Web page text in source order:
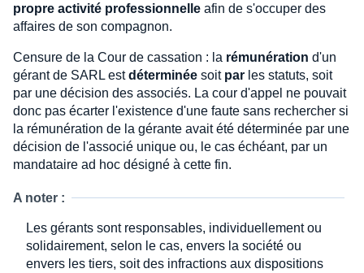
propre activité professionnelle afin de s'occuper des
affaires de son compagnon.
Censure de la Cour de cassation : la rémunération d'un
gérant de SARL estdéterminée soit par les statuts, soit
par une décision des associés. La cour d'appel ne pouvait
donc pas écarter l'existence d'une faute sans rechercher si
la rémunération de la gérante avait été déterminée par une
décision de l'associé unique ou, le cas échéant, par un
mandataire ad hoc désigné à cette fin.
A noter :
Les gérants sont responsables, individuellement ou
solidairement, selon le cas, envers la société ou
envers les tiers, soit des infractions aux dispositions